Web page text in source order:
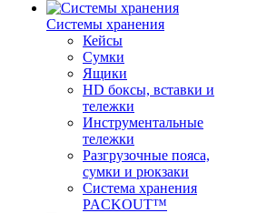
Системы хранения
Кейсы
Сумки
Ящики
HD боксы, вставки и
тележки
Инструментальные
тележки
Разгрузочные пояса,
сумки и рюкзаки
Система хранения
PACKOUT™